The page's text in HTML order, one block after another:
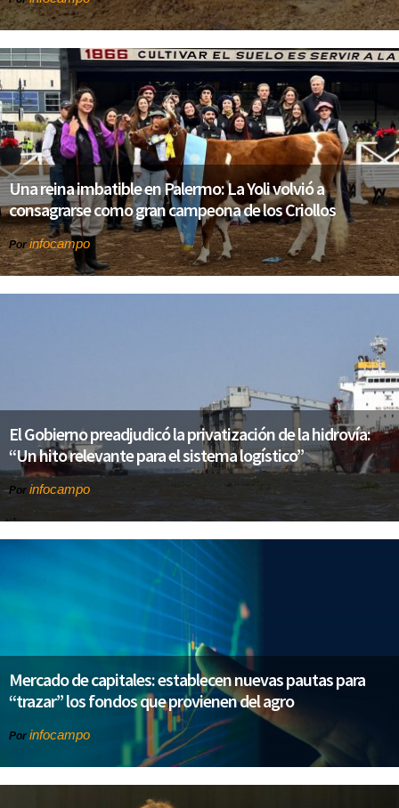
Una reina imbatible en Palermo: La Yoli volvió a
consagrarse como gran campeona de los Criollos
Porinfocampo
El Gobierno preadjudicó la privatización de la hidrovía:
“Un hito relevante para el sistema logístico”
Por infocampo
Mercado de capitales: establecen nuevas pautas para
“trazar” los fondos que provienen del agro
Por infocampo